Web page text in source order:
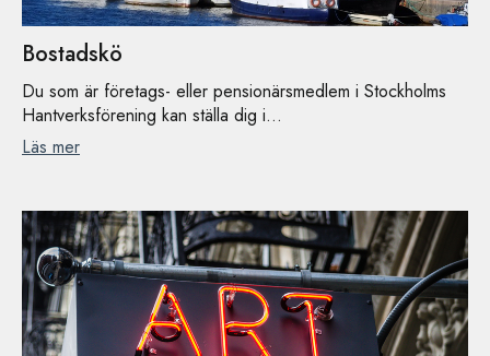
Bostadskö
Du som är företags- eller pensionärsmedlem i Stockholms
Hantverksförening kan ställa dig i...
Läs mer